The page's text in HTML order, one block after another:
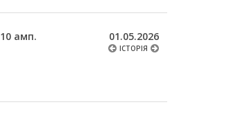
10 амп. 01.05.2026
ІСТОРІЯ